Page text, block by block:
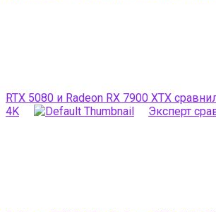
RTX 5080 и Radeon RX 7900 XTX
4K
Эксперт